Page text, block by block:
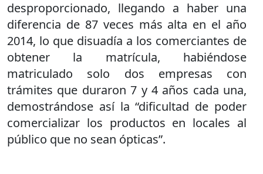
desproporcionado, llegando a haber una
diferencia de 87 veces más alta en el año
2014, lo que disuadía a los comerciantes de
obtener la matrícula, habiéndose
matriculado solo dos empresas con
trámites que duraron 7 y 4 años cada una,
demostrándose así la “dificultad de poder
comercializar los productos en locales al
público que no sean ópticas”.